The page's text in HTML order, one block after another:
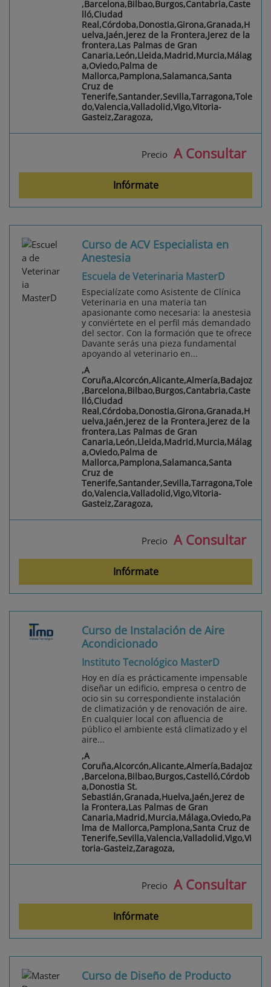
,Barcelona,Bilbao,Burgos,Cantabria,Caste
lló,Ciudad
Real,Córdoba,Donostia,Girona,Granada,H
uelva,Jaén,Jerez de la Frontera,Jerez de la
frontera,Las Palmas de Gran
Canaria,León,Lleida,Madrid,Murcia,Málag
a,Oviedo,Palma de
Mallorca,Pamplona,Salamanca,Santa
Cruz de
Tenerife,Santander,Sevilla,Tarragona,Tole
do,Valencia,Valladolid,Vigo,Vitoria-
Gasteiz,Zaragoza,
Precio A Consultar
Infórmate
Curso de ACV Especialista en
Anestesia
Escuela de Veterinaria MasterD
Especialízate como Asistente de Clínica
Veterinaria en una materia tan
apasionante como necesaria: la anestesia
y conviértete en el perfil más demandado
del sector. Con la formación que te ofrece
Davante serás una pieza fundamental
apoyando al veterinario en...
,A
Coruña,Alcorcón,Alicante,Almería,Badajoz
,Barcelona,Bilbao,Burgos,Cantabria,Caste
lló,Ciudad
Real,Córdoba,Donostia,Girona,Granada,H
uelva,Jaén,Jerez de la Frontera,Jerez de la
frontera,Las Palmas de Gran
Canaria,León,Lleida,Madrid,Murcia,Málag
a,Oviedo,Palma de
Mallorca,Pamplona,Salamanca,Santa
Cruz de
Tenerife,Santander,Sevilla,Tarragona,Tole
do,Valencia,Valladolid,Vigo,Vitoria-
Gasteiz,Zaragoza,
Precio A Consultar
Infórmate
Curso de Instalación de Aire
Acondicionado
Instituto Tecnológico MasterD
Hoy en día es prácticamente impensable
diseñar un edificio, empresa o centro de
ocio sin su correspondiente instalación
de climatización y de renovación de aire.
En cualquier local con afluencia de
público el ambiente está climatizado y el
aire...
,A
Coruña,Alcorcón,Alicante,Almería,Badajoz
,Barcelona,Bilbao,Burgos,Castelló,Córdob
a,Donostia St.
Sebastián,Granada,Huelva,Jaén,Jerez de
la Frontera,Las Palmas de Gran
Canaria,Madrid,Murcia,Málaga,Oviedo,Pa
lma de Mallorca,Pamplona,Santa Cruz de
Tenerife,Sevilla,Valencia,Valladolid,Vigo,Vi
toria-Gasteiz,Zaragoza,
Precio A Consultar
Infórmate
Curso de Diseño de Producto